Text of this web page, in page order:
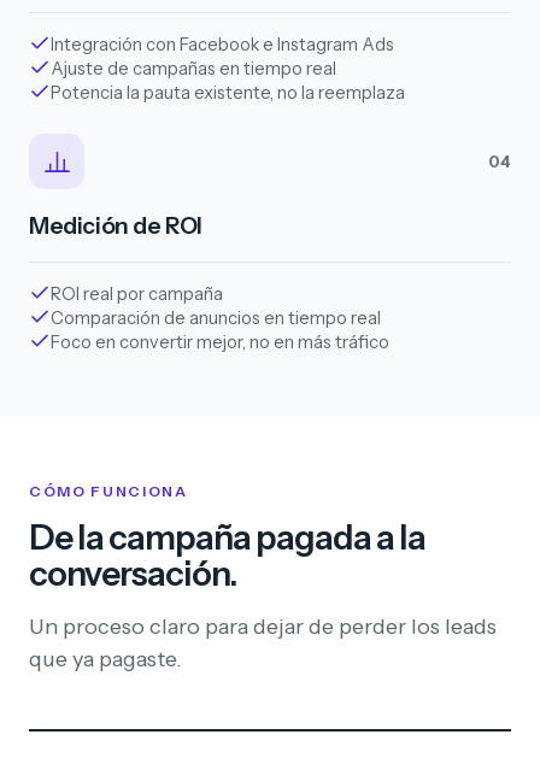
Integración con Facebook e Instagram Ads
Ajuste de campañas en tiempo real
Potencia la pauta existente, no la reemplaza
04
Medición de ROI
ROI real por campaña
Comparación de anuncios en tiempo real
Foco en convertir mejor, no en más tráfico
CÓMO FUNCIONA
De la campaña pagada a la
conversación.
Un proceso claro para dejar de perder los leads
que ya pagaste.